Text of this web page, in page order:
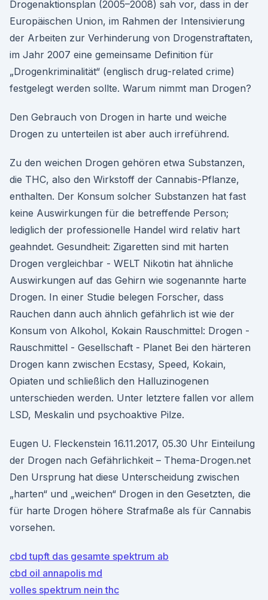
Drogenaktionsplan (2005–2008) sah vor, dass in der
Europäischen Union, im Rahmen der Intensivierung
der Arbeiten zur Verhinderung von Drogenstraftaten,
im Jahr 2007 eine gemeinsame Definition für
„Drogenkriminalität“ (englisch drug-related crime)
festgelegt werden sollte. Warum nimmt man Drogen?
Den Gebrauch von Drogen in harte und weiche
Drogen zu unterteilen ist aber auch irreführend.
Zu den weichen Drogen gehören etwa Substanzen,
die THC, also den Wirkstoff der Cannabis-Pflanze,
enthalten. Der Konsum solcher Substanzen hat fast
keine Auswirkungen für die betreffende Person;
lediglich der professionelle Handel wird relativ hart
geahndet. Gesundheit: Zigaretten sind mit harten
Drogen vergleichbar - WELT Nikotin hat ähnliche
Auswirkungen auf das Gehirn wie sogenannte harte
Drogen. In einer Studie belegen Forscher, dass
Rauchen dann auch ähnlich gefährlich ist wie der
Konsum von Alkohol, Kokain Rauschmittel: Drogen -
Rauschmittel - Gesellschaft - Planet Bei den härteren
Drogen kann zwischen Ecstasy, Speed, Kokain,
Opiaten und schließlich den Halluzinogenen
unterschieden werden. Unter letztere fallen vor allem
LSD, Meskalin und psychoaktive Pilze.
Eugen U. Fleckenstein 16.11.2017, 05.30 Uhr Einteilung
der Drogen nach Gefährlichkeit – Thema-Drogen.net
Den Ursprung hat diese Unterscheidung zwischen
„harten“ und „weichen“ Drogen in den Gesetzten, die
für harte Drogen höhere Strafmaße als für Cannabis
vorsehen.
cbd tupft das gesamte spektrum ab
cbd oil annapolis md
volles spektrum nein thc